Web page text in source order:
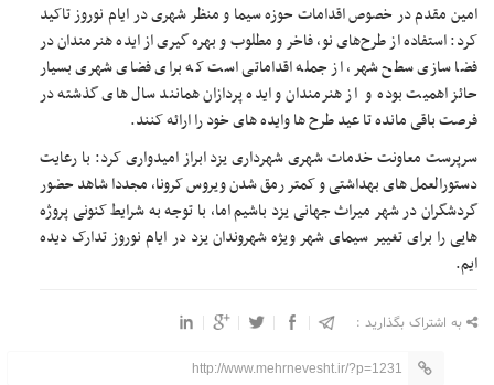
امین مقدم در خصوص اقدامات حوزه سیما و منظر شهری در ایام نوروز تاکید
کرد: استفاده از طرح‌های نو، فاخر و مطلوب و بهره گیری از ایده هنرمندان در
فضا سازی سطح شهر، از جمله اقداماتی است که برای فضای شهری بسیار
حائز اهمیت بوده و از هنرمندان و ایده پردازان همانند سال های گذشته در
فرصت باقی مانده تا عید طرح ها وایده های خود را ارائه کنند.
سرپرست معاونت خدمات شهری شهرداری یزد ابراز امیدواری کرد: با رعایت
دستورالعمل های بهداشتی و کمتر رمق شدن ویروس کرونا، مجددا شاهد حضور
گردشگران در شهر میراث جهانی یزد باشیم اما، با توجه به شرایط کنونی پروژه
هایی را برای تغییر سیمای شهر ویژه شهروندان یزد در ایام نوروز تدارک دیده
ایم.
به اشتراک بگذارید :
http://www.mehrnevesht.ir/?p=1231